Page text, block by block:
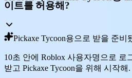
이트를 허용해?
Pickaxe Tycoon용으로 받을 준비
10초 안에 Roblox 사용자명으로 로
받고 Pickaxe Tycoon을 위해 시작해.